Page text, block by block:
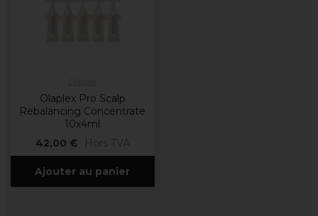
Olaplex Pro Scalp
Rebalancing Concentrate
10x4ml
42,00 €
Hors TVA
Ajouter au panier